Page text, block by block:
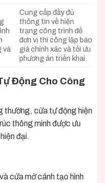
và
Cung cấp đầy đủ
thông tin về hiện
trạng công trình để
đơn vị thi công lập báo
giá chính xác và tối ưu
phương án triển khai.
Động Cho Công
thường, cửa tự động hiện
thông minh được ưu
đại.
cửa mở cánh tạo hình